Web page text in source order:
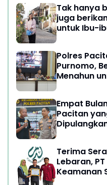
Tak hanya
juga
untuk Ibu-
Polres
Purnomo,
Menahun
Empat
Pacitan
Terima
Lebaran,
Keamanan